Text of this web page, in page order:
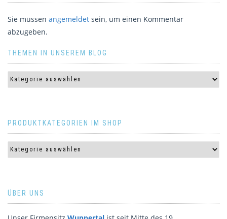
Sie müssen angemeldet sein, um einen Kommentar
abzugeben.
THEMEN IN UNSEREM BLOG
PRODUKTKATEGORIEN IM SHOP
ÜBER UNS